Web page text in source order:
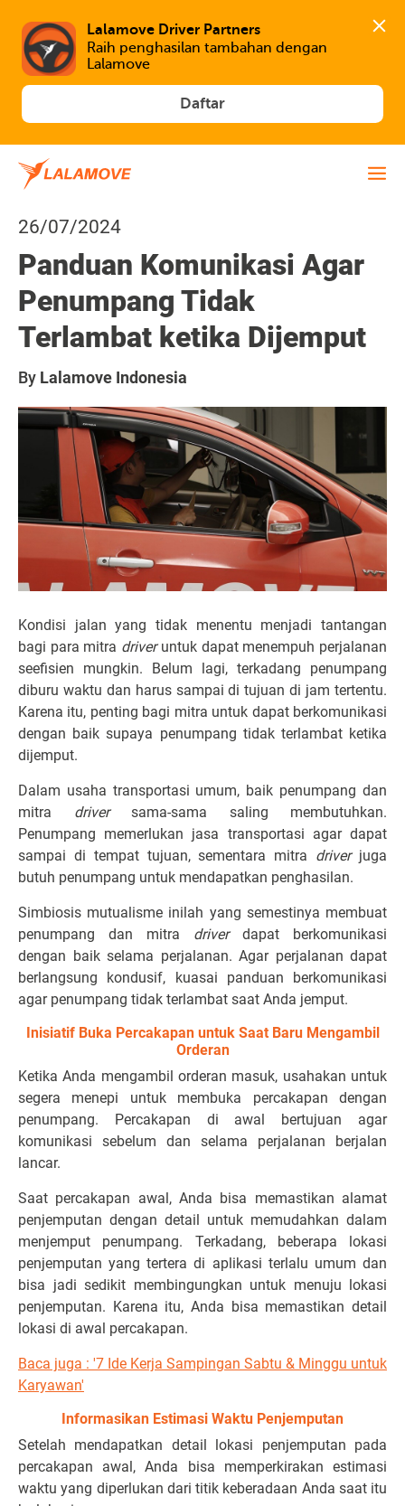
Lalamove Driver Partners
Raih penghasilan tambahan dengan
Lalamove
Daftar
26/07/2024
Panduan Komunikasi Agar
Penumpang Tidak
Terlambat ketika Dijemput
By Lalamove Indonesia
Kondisi jalan yang tidak menentu menjadi tantangan
bagi para mitra driveruntuk dapat menempuh perjalanan
seefisien mungkin. Belum lagi, terkadang penumpang
diburu waktu dan harus sampai di tujuan di jam tertentu.
Karena itu, penting bagi mitra untuk dapat berkomunikasi
dengan baik supaya penumpang tidak terlambat ketika
dijemput.
Dalam usaha transportasi umum, baik penumpang dan
mitra driversama-sama saling membutuhkan.
Penumpang memerlukan jasa transportasi agar dapat
sampai di tempat tujuan, sementara mitra driverjuga
butuh penumpang untuk mendapatkan penghasilan.
Simbiosis mutualisme inilah yang semestinya membuat
penumpang dan mitra driverdapat berkomunikasi
dengan baik selama perjalanan. Agar perjalanan dapat
berlangsung kondusif, kuasai panduan berkomunikasi
agar penumpang tidak terlambat saat Anda jemput.
Inisiatif Buka Percakapan untuk Saat Baru Mengambil
Orderan
Ketika Anda mengambil orderan masuk, usahakan untuk
segera menepi untuk membuka percakapan dengan
penumpang. Percakapan di awal bertujuan agar
komunikasi sebelum dan selama perjalanan berjalan
lancar.
Saat percakapan awal, Anda bisa memastikan alamat
penjemputan dengan detail untuk memudahkan dalam
menjemput penumpang. Terkadang, beberapa lokasi
penjemputan yang tertera di aplikasi terlalu umum dan
bisa jadi sedikit membingungkan untuk menuju lokasi
penjemputan. Karena itu, Anda bisa memastikan detail
lokasi di awal percakapan.
Baca juga : '7 Ide Kerja Sampingan Sabtu & Minggu untuk
Karyawan'
Informasikan Estimasi Waktu Penjemputan
Setelah mendapatkan detail lokasi penjemputan pada
percakapan awal, Anda bisa memperkirakan estimasi
waktu yang diperlukan dari titik keberadaan Anda saat itu